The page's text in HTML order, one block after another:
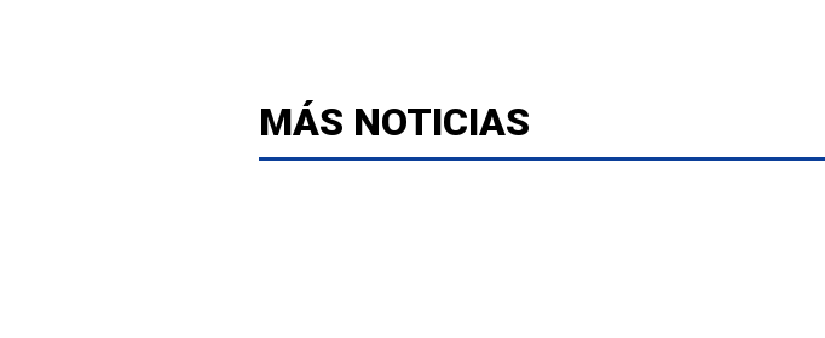
MÁS NOTICIAS